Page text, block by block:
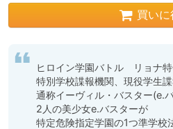
買いに
ヒロイン学園バトル　リョナ
特別学校諜報機関、現役学生
通称イーヴィル・バスター(e.
2人の美少女e.バスターが
特定危険指定学園の1つ準学校